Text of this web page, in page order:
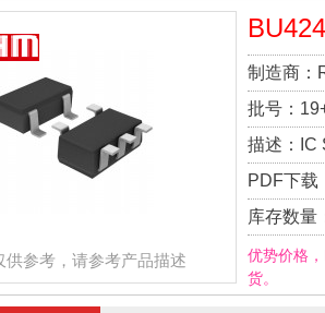
供参考，请参考产品描述
制造商：
批号：
描述：
IC
PDF下载
库存数量
优势价格
货。